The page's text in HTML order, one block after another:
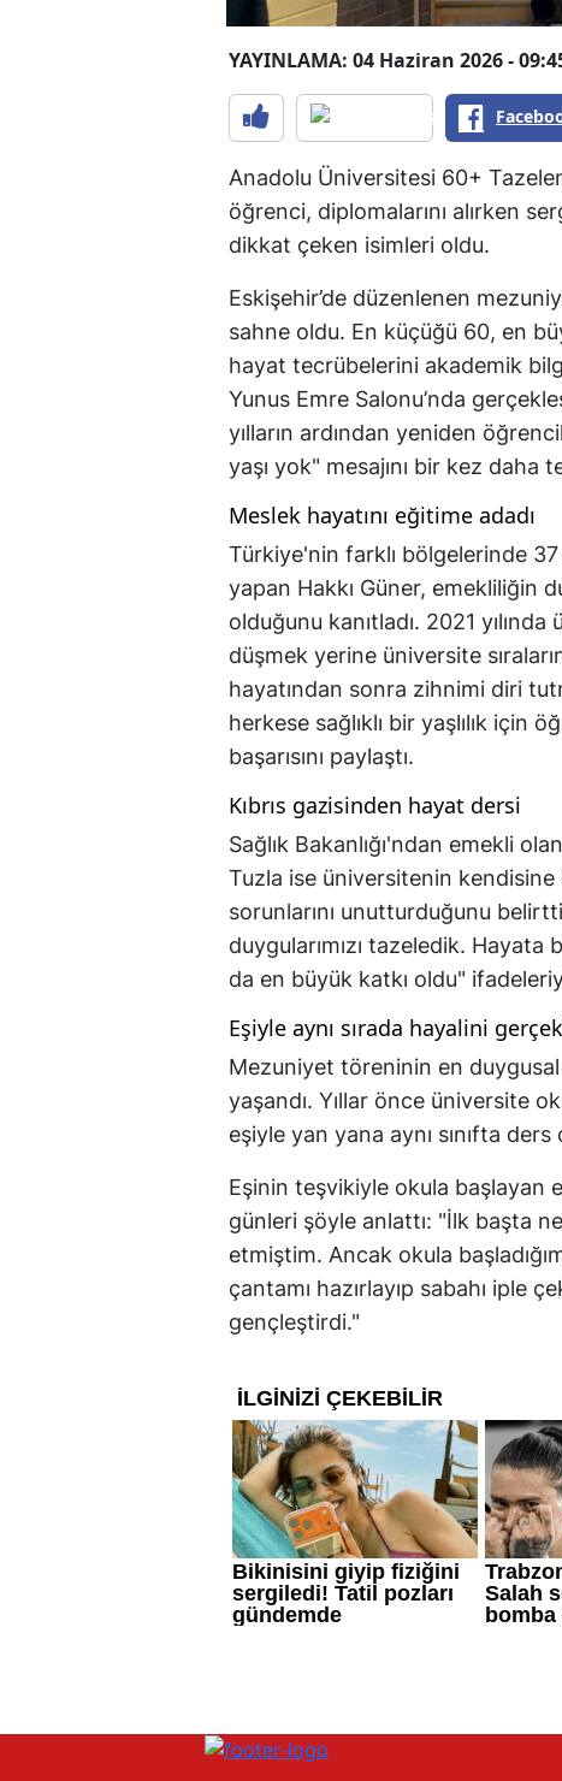
YAYINLAMA: 04 Haziran 2026 -
Anadolu Üniversitesi 60+
öğrenci, diplomalarını alırken
dikkat çeken isimleri oldu.
Eskişehir’de düzenlenen
sahne oldu. En küçüğü 60, en
hayat tecrübelerini akademik
Yunus Emre Salonu’nda
yılların ardından yeniden
yaşı yok" mesajını bir kez daha
Meslek hayatını eğitime adadı
Türkiye'nin farklı bölgelerinde
yapan Hakkı Güner, emekliliğin
olduğunu kanıtladı. 2021
düşmek yerine üniversite
hayatından sonra zihnimi diri
herkese sağlıklı bir yaşlılık için
başarısını paylaştı.
Kıbrıs gazisinden hayat dersi
Sağlık Bakanlığı'ndan emekli
Tuzla ise üniversitenin kendisine
sorunlarını unutturduğunu
duygularımızı tazeledik. Hayata
da en büyük katkı oldu"
Eşiyle aynı sırada hayalini
Mezuniyet töreninin en
yaşandı. Yıllar önce üniversite
eşiyle yan yana aynı sınıfta
Eşinin teşvikiyle okula başlayan
günleri şöyle anlattı: "İlk başta
etmiştim. Ancak okula
çantamı hazırlayıp sabahı iple
gençleştirdi."